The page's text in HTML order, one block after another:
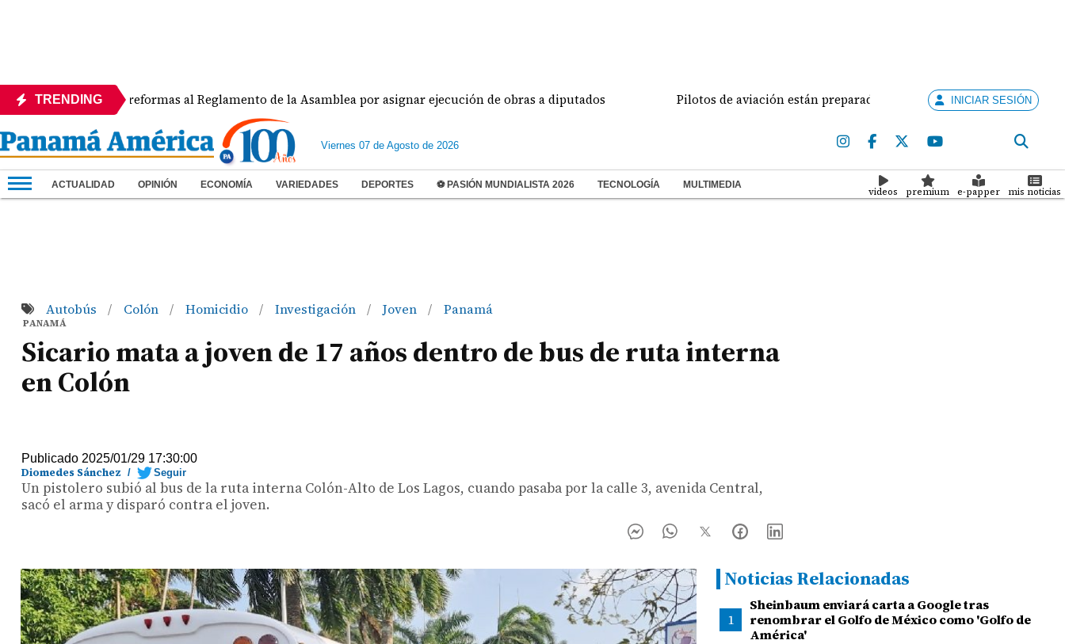
TRENDING
rechaza reformas al Reglamento de la Asamblea por asignar ejecución de obras a diputados Pilotos de aviación están preparados para ejercer la docenciaINICIAR SESIÓN
Viernes 07 de Agosto de 2026
ACTUALIDAD OPINIÓN ECONOMÍA VARIEDADES DEPORTES ⚽ PASIÓN MUNDIALISTA 2026 TECNOLOGÍA MULTIMEDIA
videos premium e-papper mis noticias
Autobús / Colón / Homicidio / Investigación / Joven / Panamá
PANAMÁ
Sicario mata a joven de 17 años dentro de bus de ruta interna
en Colón
Publicado 2025/01/29 17:30:00
Diomedes Sánchez / Seguir
Un pistolero subió al bus de la ruta interna Colón-Alto de Los Lagos, cuando pasaba por la calle 3, avenida Central,
sacó el arma y disparó contra el joven.
Noticias Relacionadas
1
Sheinbaum enviará carta a Google tras
renombrar el Golfo de México como 'Golfo de
América'